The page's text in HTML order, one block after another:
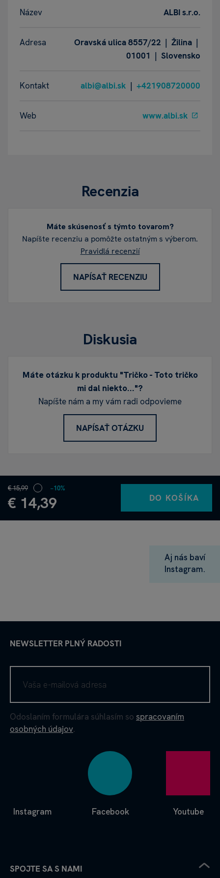
Název ALBI s.r.o.
Adresa
Oravská ulica 8557/22 | Žilina |
01001 | Slovensko
Kontakt albi@albi.sk | +421908720000
Web www.albi.sk
Recenzia
Máte skúsenosť s týmto tovarom?
Napíšte recenziu a pomôžte ostatným s výberom.
Pravidlá recenzií
NAPÍSAŤ RECENZIU
Diskusia
Máte otázku k produktu "Tričko - Toto tričko
mi dal niekto..."?
Napíšte nám a my vám radi odpovieme
NAPÍSAŤ OTÁZKU
€ 15,99
€ 14,39
−10%
DO KOŠÍKA
Aj nás baví
Instagram.
NEWSLETTER PLNÝ RADOSTI
Odoslaním formulára súhlasím so spracovaním
osobných údajov.
Facebook
Instagram Youtube
SPOJTE SA S NAMI